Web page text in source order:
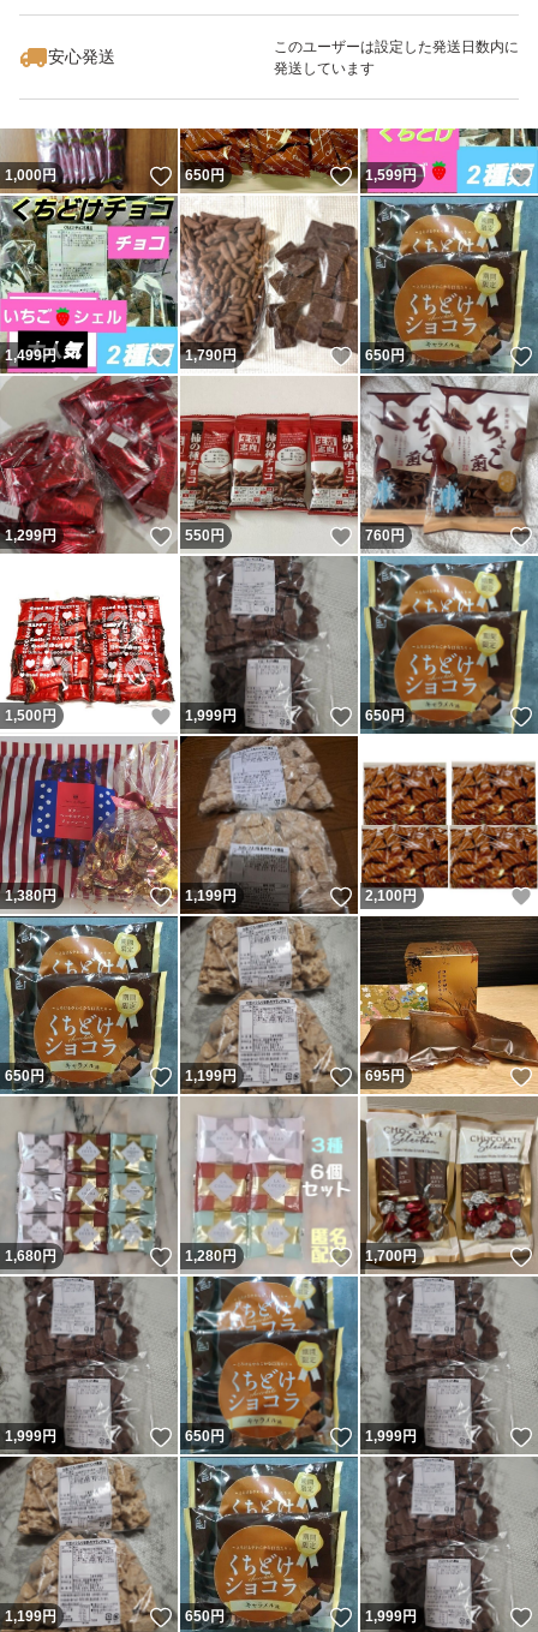
安心発送
このユーザーは設定した発送日数内に
発送しています
1,000円 いいね！
650円 いいね！
1,599円
1,499円 いいね！
1,790円 いいね！
650円
1,299円 いいね！
550円 いいね！
760 円
1,500 円 いいね！
1,999円 いいね！
650円
1,380円 いいね！
1,199円 いいね！
2,100 円
650円 いいね！
1,199円 いいね！
695円
1,680円 いいね！
1,280円 いいね！
1,700円
1,999円 いいね！
650円 いいね！
1,999円
1,199円 いいね！
650円 いいね！
1,999円